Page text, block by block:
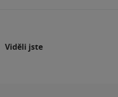
Viděli jste